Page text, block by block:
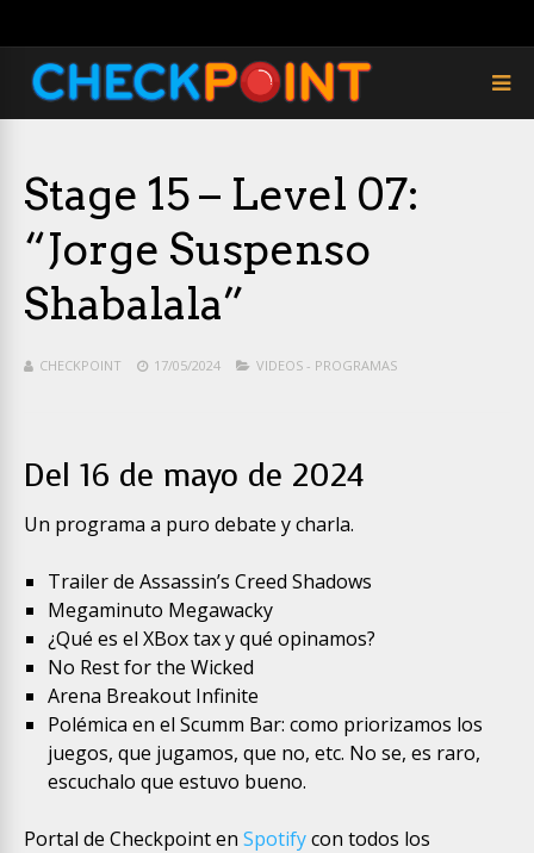
Stage 15 – Level 07:
“Jorge Suspenso
Shabalala”
CHECKPOINT 17/05/2024 VIDEOS - PROGRAMAS
Del 16 de mayo de 2024
Un programa a puro debate y charla.
Trailer de Assassin’s Creed Shadows
Megaminuto Megawacky
¿Qué es el XBox tax y qué opinamos?
No Rest for the Wicked
Arena Breakout Infinite
Polémica en el Scumm Bar: como priorizamos los
juegos, que jugamos, que no, etc. No se, es raro,
escuchalo que estuvo bueno.
Portal de Checkpoint en Spotifycon todos los